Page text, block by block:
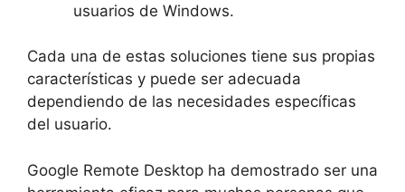
usuarios de Windows.
Cada una de estas soluciones tiene sus propias
características y puede ser adecuada
dependiendo de las necesidades específicas
del usuario.
Google Remote Desktop ha demostrado ser una